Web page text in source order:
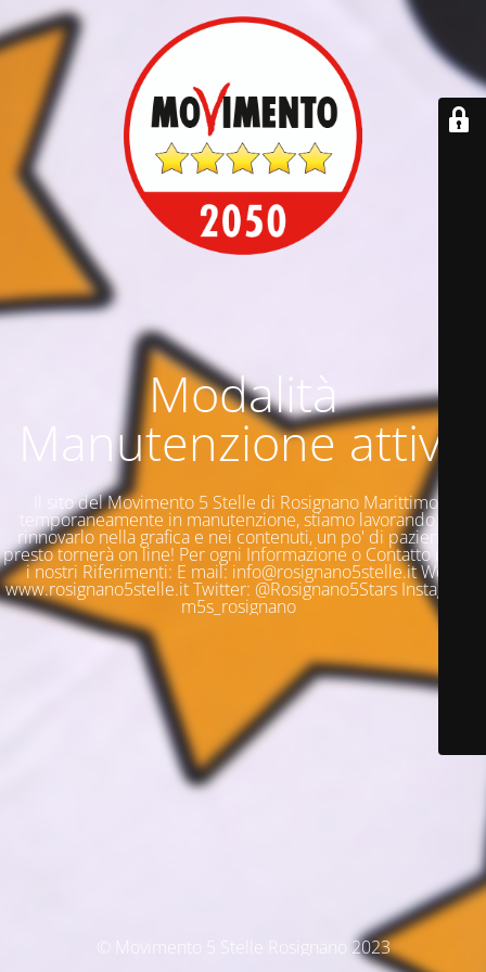
Modalità
Manutenzione attiva
Il sito del Movimento 5 Stelle di Rosignano Marittimo è
temporaneamente in manutenzione, stiamo lavorando per
rinnovarlo nella grafica e nei contenuti, un po' di pazienza e
presto tornerà on line! Per ogni Informazione o Contatto questi
i nostri Riferimenti: E mail: info@rosignano5stelle.it Web:
www.rosignano5stelle.it Twitter: @Rosignano5Stars Instagram:
m5s_rosignano
© Movimento 5 Stelle Rosignano 2023